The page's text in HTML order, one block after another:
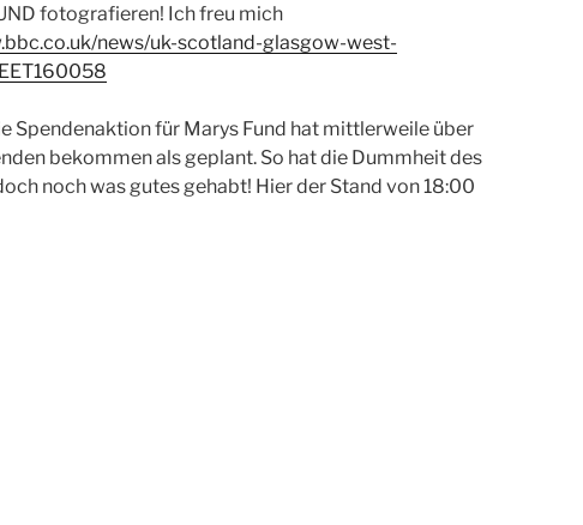
fotografieren! Ich freu mich
news/uk-scotland-glasgow-west-
Spendenaktion für Marys Fund hat mittlerweile über
bekommen als geplant. So hat die Dummheit des
noch was gutes gehabt! Hier der Stand von 18:00